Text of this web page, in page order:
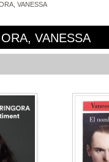
VANESSA
VANESSA